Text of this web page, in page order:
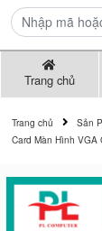
Trang chủ
Trang chủ Sản
Card Màn Hình VGA